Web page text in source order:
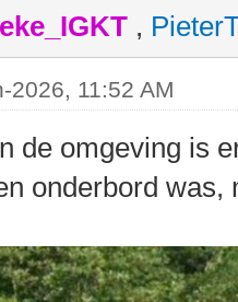
,
2026, 11:52 AM
de omgeving is
onderbord